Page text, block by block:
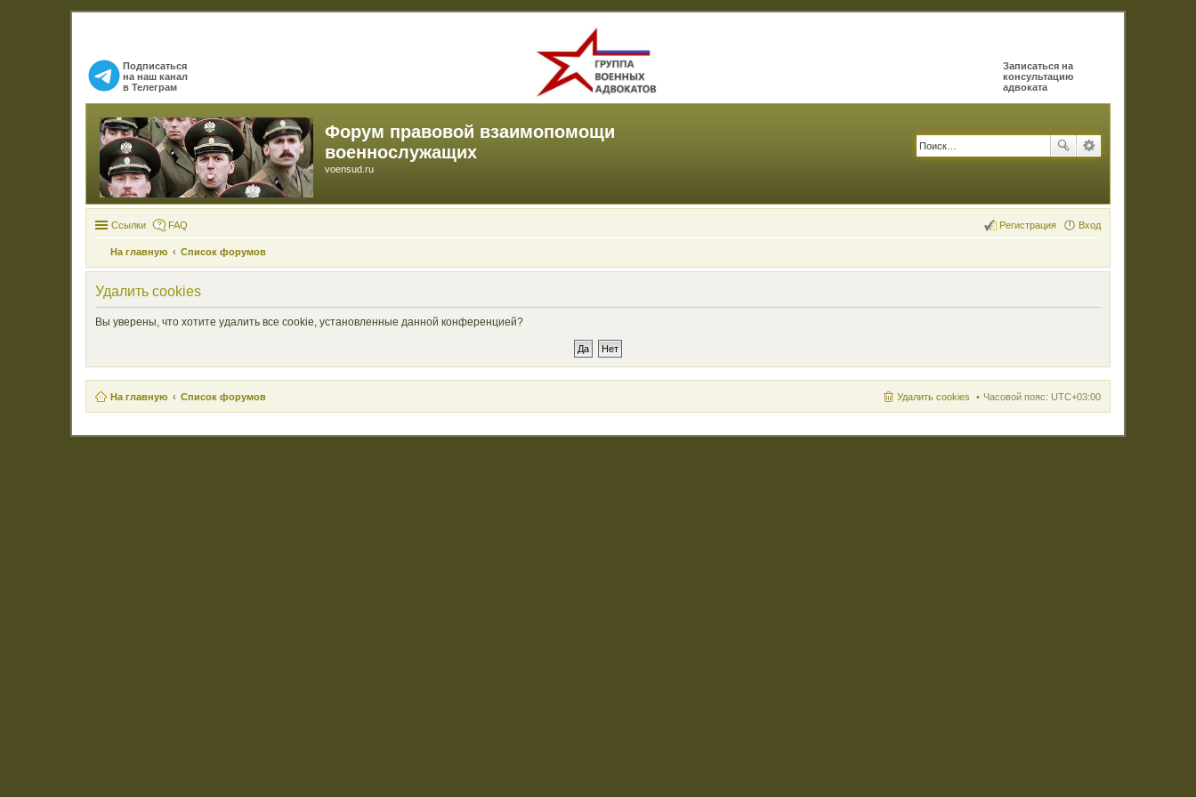
Подписаться
на наш канал
в Телеграм
Записаться на
консультацию
адвоката
Форум правовой взаимопомощи
военнослужащих
voensud.ru
Ссылки FAQ Вход
Регистрация
На главную Список форумов
Удалить cookies
Вы уверены, что хотите удалить все cookie, установленные данной конференцией?
На главную Список форумов Часовой пояс: UTC+03:00
Удалить cookies